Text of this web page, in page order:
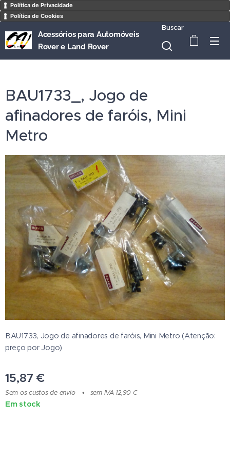
Política de Privacidade
Política de Cookies
Acessórios para Automóveis
Rover e Land Rover
Buscar
BAU1733_, Jogo de
afinadores de faróis, Mini
Metro
BAU1733, Jogo de afinadores de faróis, Mini Metro (Atenção:
preço por Jogo)
15,87 €
Sem os custos de envio sem IVA 12,90 €
Em stock